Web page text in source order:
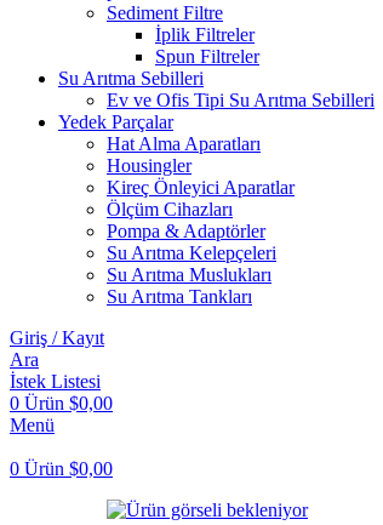
Sediment Filtre
İplik Filtreler
Spun Filtreler
Su Arıtma Sebilleri
Ev ve Ofis Tipi Su Arıtma Sebilleri
Yedek Parçalar
Hat Alma Aparatları
Housingler
Kireç Önleyici Aparatlar
Ölçüm Cihazları
Pompa & Adaptörler
Su Arıtma Kelepçeleri
Su Arıtma Muslukları
Su Arıtma Tankları
Giriş / Kayıt
Ara
İstek Listesi
0 Ürün $0,00
Menü
0 Ürün $0,00